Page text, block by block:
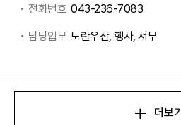
전화번호 043-236-7083
담당업무 노란우산, 행사, 서무
더보기